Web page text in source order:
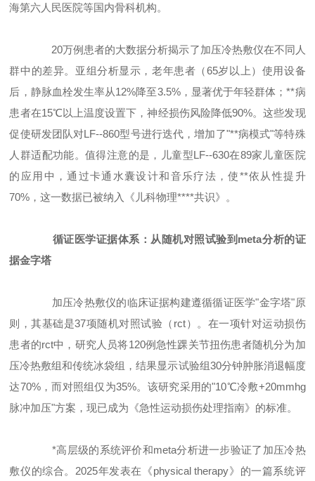
海第六人民医院等国内骨科机构。
20万例患者的大数据分析揭示了加压冷热敷仪在不同人
群中的差异。亚组分析显示，老年患者（65岁以上）使用设备
后，静脉血栓发生率从12%降至3.5%，显著优于年轻群体；**病
患者在15℃以上温度设置下，神经损伤风险降低90%。这些发现
促使研发团队对LF--860型号进行迭代，增加了"**病模式"等特殊
人群适配功能。值得注意的是，儿童型LF--630在89家儿童医院
的应用中，通过卡通水囊设计和音乐疗法，使**依从性提升
70%，这一数据已被纳入《儿科物理****共识》。
循证医学证据体系：从随机对照试验到meta分析的证
据金字塔
加压冷热敷仪的临床证据构建遵循循证医学"金字塔"原
则，其基础是37项随机对照试验（rct）。在一项针对运动损伤
患者的rct中，研究人员将120例急性踝关节扭伤患者随机分为加
压冷热敷组和传统冰袋组，结果显示试验组30分钟肿胀消退幅度
达70%，而对照组仅为35%。该研究采用的"10℃冷敷+20mmhg
脉冲加压"方案，现已成为《急性运动损伤处理指南》的标准。
*高层级的系统评价和meta分析进一步验证了加压冷热
敷仪的综合。2025年发表在《physical therapy》的一篇系统评